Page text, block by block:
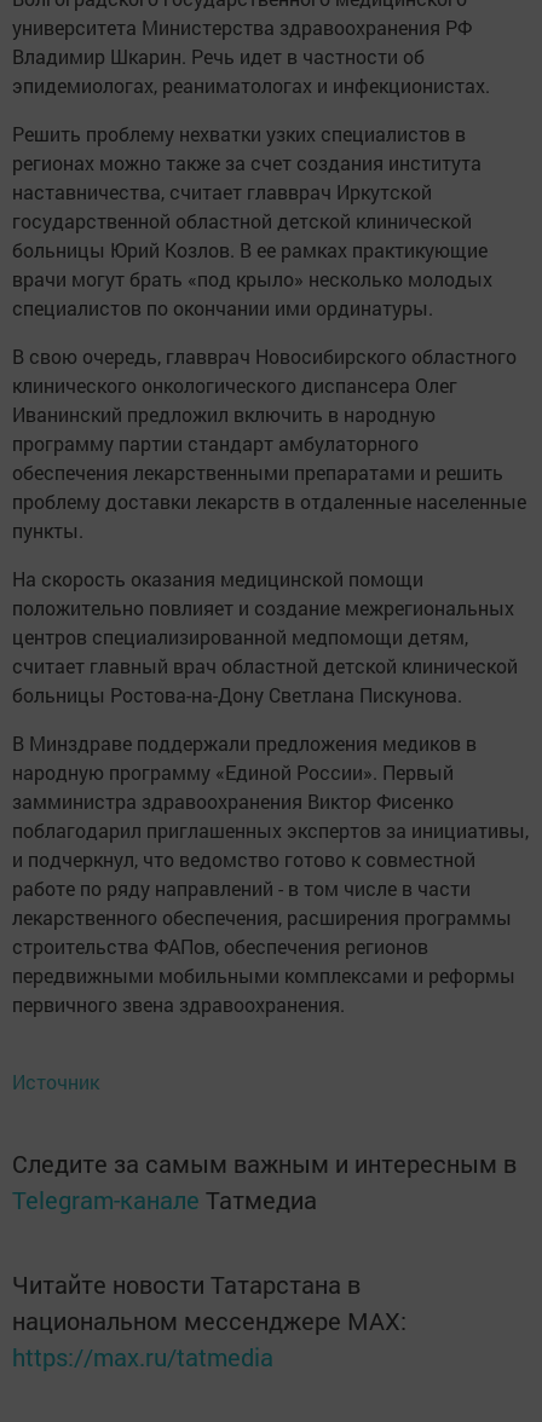
университета Министерства здравоохранения РФ
Владимир Шкарин. Речь идет в частности об
эпидемиологах, реаниматологах и инфекционистах.
Решить проблему нехватки узких специалистов в
регионах можно также за счет создания института
наставничества, считает главврач Иркутской
государственной областной детской клинической
больницы Юрий Козлов. В ее рамках практикующие
врачи могут брать «под крыло» несколько молодых
специалистов по окончании ими ординатуры.
В свою очередь, главврач Новосибирского областного
клинического онкологического диспансера Олег
Иванинский предложил включить в народную
программу партии стандарт амбулаторного
обеспечения лекарственными препаратами и решить
проблему доставки лекарств в отдаленные населенные
пункты.
На скорость оказания медицинской помощи
положительно повлияет и создание межрегиональных
центров специализированной медпомощи детям,
считает главный врач областной детской клинической
больницы Ростова-на-Дону Светлана Пискунова.
В Минздраве поддержали предложения медиков в
народную программу «Единой России». Первый
замминистра здравоохранения Виктор Фисенко
поблагодарил приглашенных экспертов за инициативы,
и подчеркнул, что ведомство готово к совместной
работе по ряду направлений - в том числе в части
лекарственного обеспечения, расширения программы
строительства ФАПов, обеспечения регионов
передвижными мобильными комплексами и реформы
первичного звена здравоохранения.
Источник
Следите за самым важным и интересным в
Telegram-канале Татмедиа
Читайте новости Татарстана в
национальном мессенджере MАХ:
https://max.ru/tatmedia